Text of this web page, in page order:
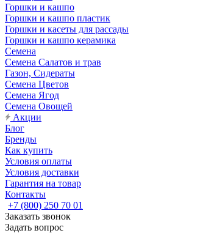
Горшки и кашпо
Горшки и кашпо пластик
Горшки и касеты для рассады
Горшки и кашпо керамика
Семена
Семена Салатов и трав
Газон, Сидераты
Семена Цветов
Семена Ягод
Семена Овощей
Акции
Блог
Бренды
Как купить
Условия оплаты
Условия доставки
Гарантия на товар
Контакты
+7 (800) 250 70 01
Заказать звонок
Задать вопрос